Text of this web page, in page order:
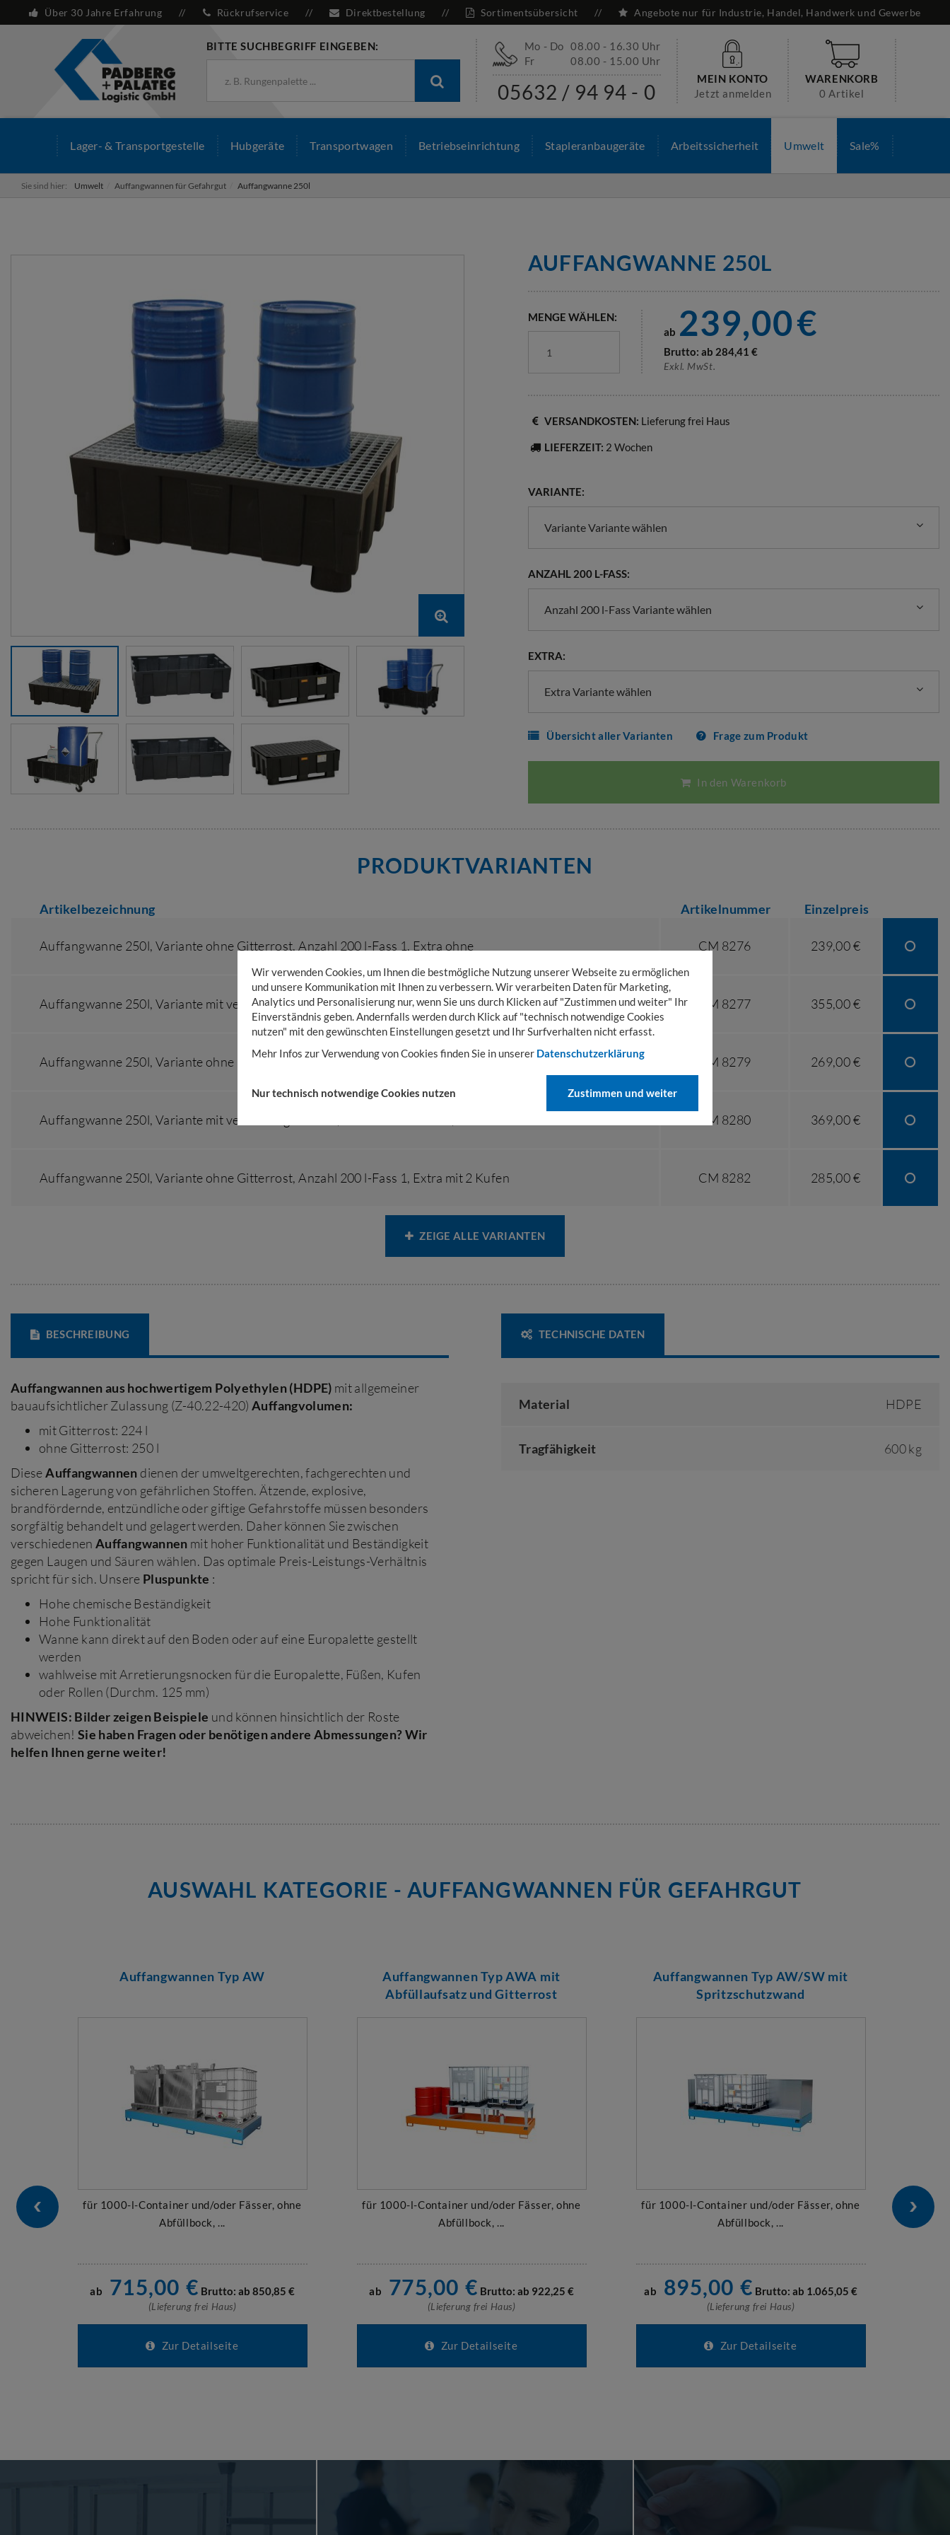
Über 30 Jahre Erfahrung Rückrufservice Direktbestellung Sortimentsübersicht Angebote nur für Industrie, Handel, Handwerk und Gewerbe
BITTE SUCHBEGRIFF EINGEBEN: Mo - Do 08.00 - 16.30 Uhr
Fr
08.00 - 15.00 Uhr
05632 / 94 94 - 0
MEIN KONTO
Jetzt anmelden
WARENKORB
0 Artikel
Lager- & Transportgestelle Hubgeräte Transportwagen Betriebseinrichtung Stapleranbaugeräte Arbeitssicherheit Umwelt Sale%
Sie sind hier: Umwelt Auffangwannen für Gefahrgut Auffangwanne 250l
AUFFANGWANNE 250L
MENGE WÄHLEN:
ab 239,00€
Brutto: ab 284,41 €
Exkl. MwSt.
VERSANDKOSTEN: Lieferung frei Haus
LIEFERZEIT: 2 Wochen
VARIANTE:
Variante Variante wählen
ANZAHL 200 L-FASS:
Anzahl 200 l-Fass Variante wählen
EXTRA:
Extra Variante wählen
Übersicht aller Varianten Frage zum Produkt
In den Warenkorb
PRODUKTVARIANTEN
Artikelbezeichnung Artikelnummer Einzelpreis
Auffangwanne 250l, Variante ohne Gitterrost,Anzahl 200 l-Fass 1, Extra ohne CM 8276 239,00 €
Auffangwanne 250l, Variante mit verz. Stahlgitterrost,Anzahl 200 l-Fass 2,Extra ohne CM 8277 355,00 €
Auffangwanne 250l, Variante ohne Gitterrost,Anzahl 200 l-Fass 1,Extra mit 4 Füßen CM 8279 269,00 €
Auffangwanne 250l, Variante mit verz. Stahlgitterrost CM 8280 369,00 €
Auffangwanne 250l, Variante ohne Gitterrost,Anzahl 200 l-Fass 1, Extra mit 2 Kufen CM 8282 285,00 €
ZEIGE ALLE VARIANTEN
BESCHREIBUNG
Auffangwannenaus hochwertigem Polyethylen (HDPE) mit allgemeiner
bauaufsichtlicher Zulassung (Z-40.22-420)Auffangvolumen:
mit Gitterrost: 224 l
ohne Gitterrost: 250 l
DieseAuffangwannen dienen der umweltgerechten, fachgerechten und
sicheren Lagerung von gefährlichen Stoffen. Ätzende, explosive,
brandfördernde, entzündliche oder giftige Gefahrstoffe müssen besonders
sorgfältig behandelt und gelagert werden. Daher können Sie zwischen
verschiedenenAuffangwannen mit hoher Funktionalität und Beständigkeit
gegen Laugen und Säuren wählen. Das optimale Preis-Leistungs-Verhältnis
spricht für sich. Unsere Pluspunkte :
Hohe chemische Beständigkeit
Hohe Funktionalität
Wanne kann direkt auf den Boden oder auf eine Europalette gestellt
werden
wahlweise mit Arretierungsnocken für die Europalette, Füßen, Kufen
oder Rollen (Durchm. 125 mm)
HINWEIS: Bilder zeigen Beispiele und können hinsichtlich der Roste
abweichen! Sie haben Fragen oder benötigen andere Abmessungen? Wir
helfen Ihnen gerne weiter!
TECHNISCHE DATEN
Material HDPE
Tragfähigkeit 600 kg
AUSWAHL KATEGORIE - AUFFANGWANNEN FÜR GEFAHRGUT
Auffangwannen Typ AW
für 1000-l-Container und/oder Fässer, ohne
Abfüllbock, ...
ab 715,00 € Brutto: ab 850,85 €
(Lieferung frei Haus)
Zur Detailseite
Auffangwannen Typ AWA mit
Abfüllaufsatz und Gitterrost
für 1000-l-Container und/oder Fässer, ohne
Abfüllbock, ...
ab 775,00 € Brutto: ab 922,25 €
(Lieferung frei Haus)
Zur Detailseite
Auffangwannen Typ AW/SW mit
Spritzschutzwand
für 1000-l-Container und/oder Fässer, ohne
Abfüllbock, ...
ab 895,00 € Brutto: ab 1.065,05 €
(Lieferung frei Haus)
Zur Detailseite
für
Wir verwenden Cookies, um Ihnen die bestmögliche Nutzung unserer Webseite zu ermöglichen
und unsere Kommunikation mit Ihnen zu verbessern. Wir verarbeiten Daten für Marketing,
Analytics und Personalisierung nur, wenn Sie uns durch Klicken auf "Zustimmen und weiter" Ihr
Einverständnis geben. Andernfalls werden durch Klick auf "technisch notwendige Cookies
nutzen" mit den gewünschten Einstellungen gesetzt und Ihr Surfverhalten nicht erfasst.
Mehr Infos zur Verwendung von Cookies finden Sie in unserer Datenschutzerklärung
Nur technisch notwendige Cookies nutzen Zustimmen und weiter